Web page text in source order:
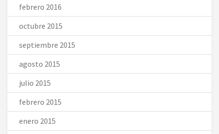
febrero 2016
octubre 2015
septiembre 2015
agosto 2015
julio 2015
febrero 2015
enero 2015